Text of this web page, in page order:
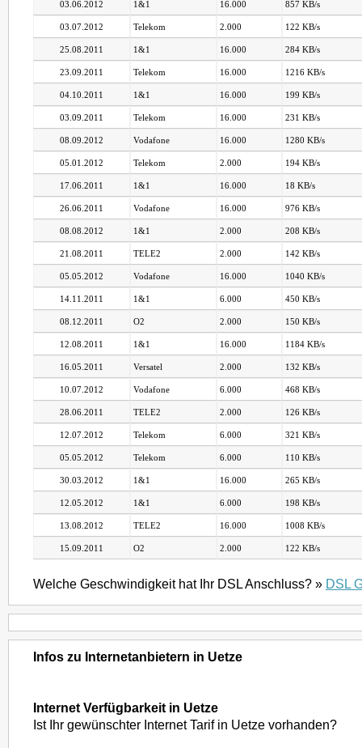
03.06.2012 1&1 16.000 857 KB/s
03.07.2012 Telekom 2.000 122 KB/s
25.08.2011 1&1 16.000 284 KB/s
23.09.2011 Telekom 16.000 1216 KB/s
04.10.2011 1&1 16.000 199 KB/s
03.09.2011 Telekom 16.000 231 KB/s
08.09.2012 Vodafone 16.000 1280 KB/s
05.01.2012 Telekom 2.000 194 KB/s
17.06.2011 1&1 16.000 18 KB/s
26.06.2011 Vodafone 16.000 976 KB/s
08.08.2012 1&1 2.000 208 KB/s
21.08.2011 TELE2 2.000 142 KB/s
05.05.2012 Vodafone 16.000 1040 KB/s
14.11.2011 1&1 6.000 450 KB/s
08.12.2011 O2 2.000 150 KB/s
12.08.2011 1&1 16.000 1184 KB/s
16.05.2011 Versatel 2.000 132 KB/s
10.07.2012 Vodafone 6.000 468 KB/s
28.06.2011 TELE2 2.000 126 KB/s
12.07.2012 Telekom 6.000 321 KB/s
05.05.2012 Telekom 6.000 110 KB/s
30.03.2012 1&1 16.000 265 KB/s
12.05.2012 1&1 6.000 198 KB/s
13.08.2012 TELE2 16.000 1008 KB/s
15.09.2011 O2 2.000 122 KB/s
Welche Geschwindigkeit hat Ihr DSL Anschluss? » DSL
Infos zu Internetanbietern in Uetze
Internet Verfügbarkeit in Uetze
Ist Ihr gewünschter Internet Tarif in Uetze vorhanden?